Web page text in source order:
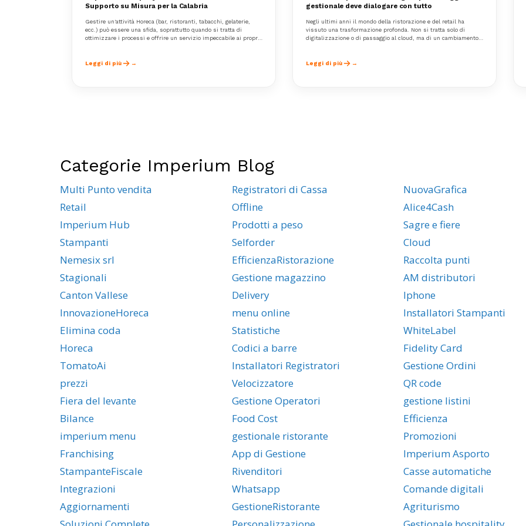
Supporto su Misura per la Calabria
Gestire un'attività Horeca (bar, ristoranti, tabacchi, gelaterie,
ecc.) può essere una sfida, soprattutto quando si tratta di
ottimizzare i processi e offrire un servizio impeccabile ai propri
Leggi di più
gestionale deve dialogare con tutto
Negli ultimi anni il mondo della ristorazione e del retail ha
vissuto una trasformazione profonda. Non si tratta solo di
digitalizzazione o di passaggio al cloud, ma di un cambiamento
Leggi di più
Categorie Imperium Blog
Multi Punto vendita Registratori di Cassa
NuovaGrafica
Retail
Offline
Alice4Cash
Imperium Hub
Prodotti a peso
Sagre e fiere
Stampanti
Selforder
Cloud
Nemesix srl
EfficienzaRistorazione
Raccolta punti
Stagionali
Gestione magazzino
AM distributori
Canton Vallese
Delivery
Iphone
InnovazioneHoreca
menu online
Installatori Stampanti
Elimina coda
Statistiche
WhiteLabel
Horeca
Codici a barre
Fidelity Card
TomatoAi
Installatori Registratori
Gestione Ordini
prezzi
Velocizzatore
QR code
Fiera del levante
Gestione Operatori
gestione listini
Bilance
Food Cost
Efficienza
imperium menu
gestionale ristorante
Promozioni
Franchising
App di Gestione
Imperium Asporto
StampanteFiscale
Rivenditori
Casse automatiche
Integrazioni
Whatsapp
Comande digitali
Aggiornamenti
GestioneRistorante
Agriturismo